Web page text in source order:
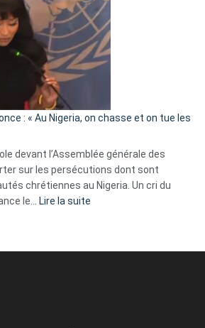
exulte
« Zemmour
a
tout
parle
ses
tripes »
: « Au Nigeria, on chasse et on tue les
devant l’Assemblée générale des
sur les persécutions dont sont
chrétiennes au Nigeria. Un cri du
le…
Lire la suite